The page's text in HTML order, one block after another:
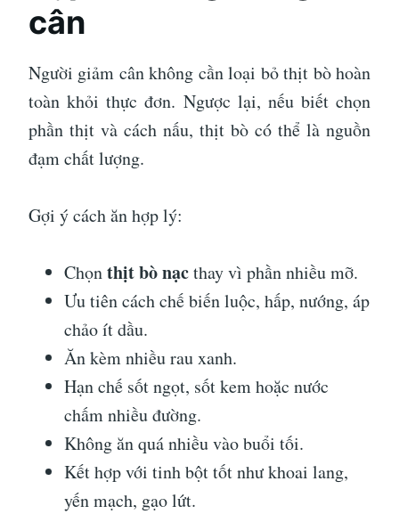
cân
Người giảm cân không cần loại bỏ thịt bò hoàn
toàn khỏi thực đơn. Ngược lại, nếu biết chọn
phần thịt và cách nấu, thịt bò có thể là nguồn
đạm chất lượng.
Gợi ý cách ăn hợp lý:
Chọnthịt bò nạcthay vì phần nhiều mỡ.
Ưu tiên cách chế biến luộc, hấp, nướng, áp
chảo ít dầu.
Ăn kèm nhiều rau xanh.
Hạn chế sốt ngọt, sốt kem hoặc nước
chấm nhiều đường.
Không ăn quá nhiều vào buổi tối.
Kết hợp với tinh bột tốt như khoai lang,
yến mạch, gạo lứt.